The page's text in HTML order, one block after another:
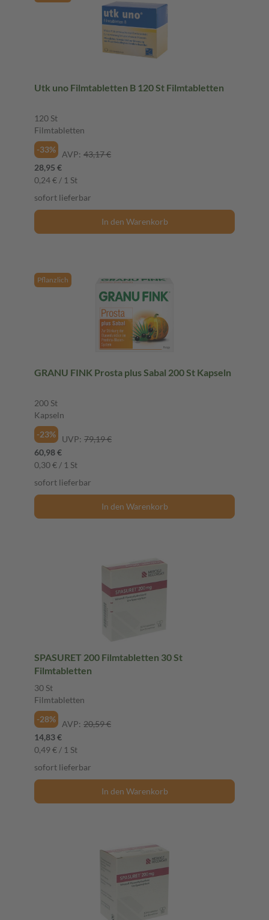
Utk uno Filmtabletten B 120 St Filmtabletten
120 St
Filmtabletten
-33%
AVP: 43,17 €
28,95 €
0,24 € / 1 St
sofort lieferbar
In den Warenkorb
Pflanzlich
GRANU FINK Prosta plus Sabal 200 St Kapseln
200 St
Kapseln
-23%
UVP: 79,19 €
60,98 €
0,30 € / 1 St
sofort lieferbar
In den Warenkorb
SPASURET 200 Filmtabletten 30 St
Filmtabletten
30 St
Filmtabletten
-28%
AVP: 20,59 €
14,83 €
0,49 € / 1 St
sofort lieferbar
In den Warenkorb